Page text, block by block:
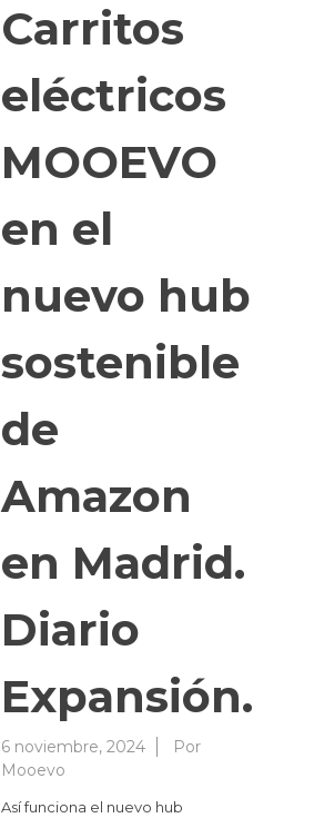
Carritos
eléctricos
MOOEVO
en el
nuevo hub
sostenible
de
Amazon
en Madrid.
Diario
Expansión.
6 noviembre, 2024
Por
Mooevo
Así funciona el nuevo hub